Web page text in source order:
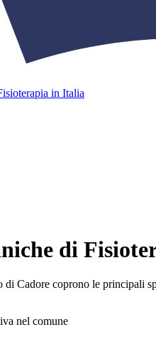
in Italia
di
Cadore coprono le principali
nel comune